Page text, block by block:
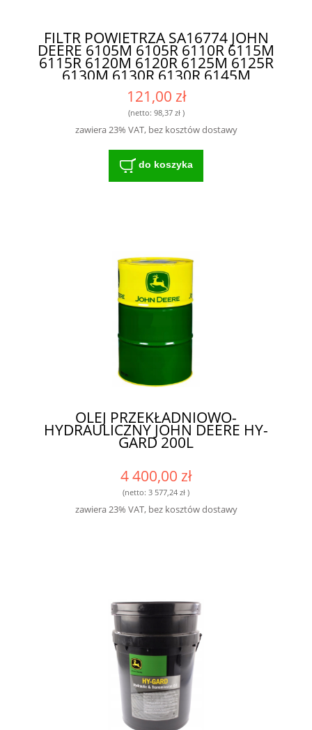
FILTR POWIETRZA SA16774 JOHN
DEERE 6105M 6105R 6110R 6115M
6115R 6120M 6120R 6125M 6125R
6130M 6130R 6130R 6145M
AL203003 | AL215054 - DOSKONAŁA
FILTRACJA I OCHRONA
121,00 zł
(netto: 98,37 zł)
zawiera 23% VAT, bez kosztów dostawy
do koszyka
OLEJ PRZEKŁADNIOWO-
HYDRAULICZNY JOHN DEERE HY-
GARD 200L
4 400,00 zł
(netto: 3 577,24 zł )
zawiera 23% VAT, bez kosztów dostawy